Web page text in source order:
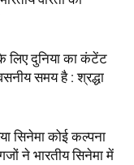
दुनिया का कंटेंट
समय है : श्रद्धा
सिनेमा कोई कल्पना
ने भारतीय सिनेमा में